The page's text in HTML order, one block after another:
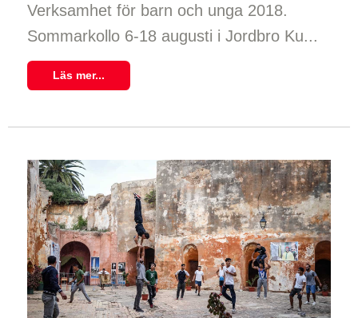
Verksamhet för barn och unga 2018.
Sommarkollo 6-18 augusti i Jordbro Ku...
Läs mer...